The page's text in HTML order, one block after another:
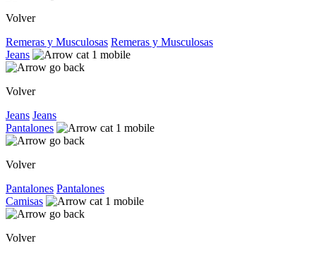
Volver
Remeras y Musculosas Remeras y Musculosas
Jeans
Volver
Jeans Jeans
Pantalones
Volver
Pantalones Pantalones
Camisas
Volver